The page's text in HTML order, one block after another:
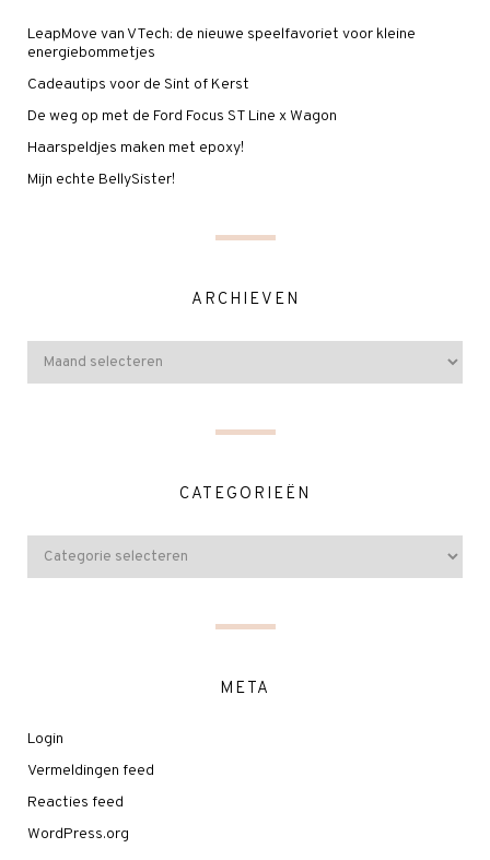
LeapMove van VTech: de nieuwe speelfavoriet voor kleine
energiebommetjes
Cadeautips voor de Sint of Kerst
De weg op met de Ford Focus ST Line x Wagon
Haarspeldjes maken met epoxy!
Mijn echte BellySister!
ARCHIEVEN
CATEGORIEËN
META
Login
Vermeldingen feed
Reacties feed
WordPress.org